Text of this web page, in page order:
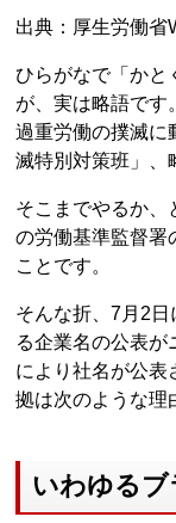
出典：厚生労働省
ひらがなで「かと
が、実は略語です
過重労働の撲滅に
滅特別対策班」、
そこまでやるか、
の労働基準監督署
ことです。
そんな折、7月2
る企業名の公表が
により社名が公表
拠は次のような理
いわゆるブ